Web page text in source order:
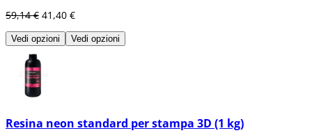
59,14 € 41,40 €
Vedi opzioni Vedi opzioni
Resina neon standard per stampa 3D (1 kg)